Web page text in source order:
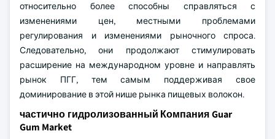
относительно более способны справляться с
изменениями цен, местными проблемами
регулирования и изменениями рыночного спроса.
Следовательно, они продолжают стимулировать
расширение на международном уровне и направлять
рынок ПГГ, тем самым поддерживая свое
доминирование в этой нише рынка пищевых волокон.
частично гидролизованный Компания Guar
Gum Market